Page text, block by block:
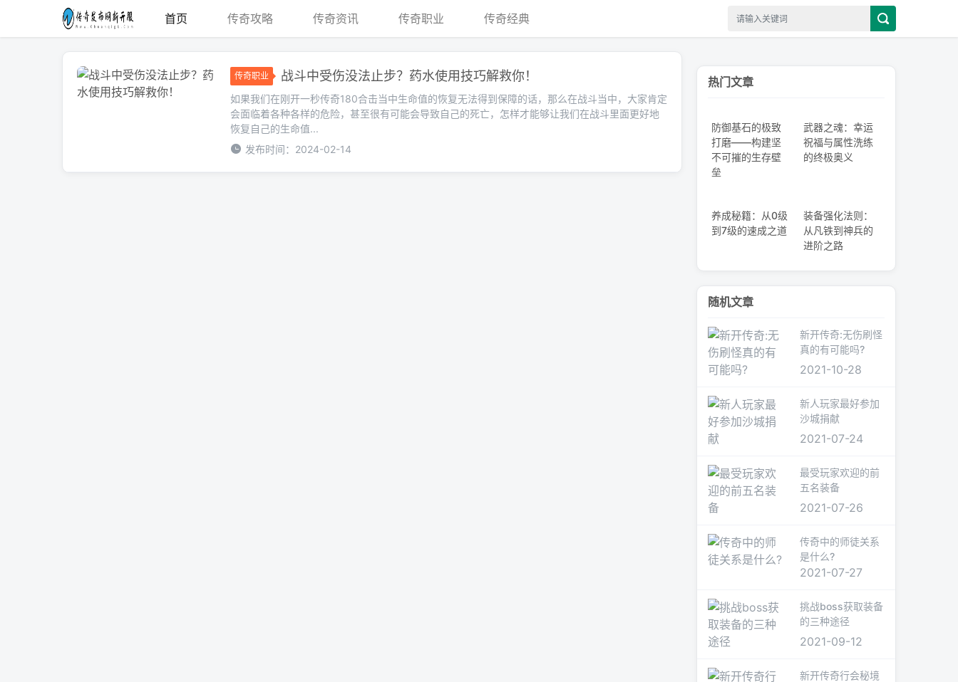
首页 传奇攻略 传奇资讯 传奇职业 传奇经典
传奇职业 战斗中受伤没法止步？药水使用技巧解救你！
如果我们在刚开一秒传奇180合击当中生命值的恢复无法得到保障的话，那么在战斗当中，大家肯定
会面临着各种各样的危险，甚至很有可能会导致自己的死亡，怎样才能够让我们在战斗里面更好地
恢复自己的生命值...
发布时间：2024-02-14
热门文章
防御基石的极致
打磨——构建坚
不可摧的生存壁
垒
武器之魂：幸运
祝福与属性洗练
的终极奥义
养成秘籍：从0级
到7级的速成之道
装备强化法则：
从凡铁到神兵的
进阶之路
随机文章
新开传奇:无伤刷怪
真的有可能吗?
2021-10-28
新人玩家最好参加
沙城捐献
2021-07-24
最受玩家欢迎的前
五名装备
2021-07-26
传奇中的师徒关系
是什么?
2021-07-27
挑战boss获取装备
的三种途径
2021-09-12
新开传奇行会秘境